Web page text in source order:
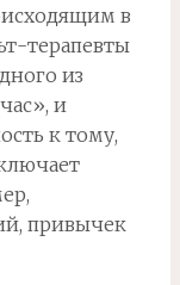
в
терапевты
из
и
к тому,
привычек